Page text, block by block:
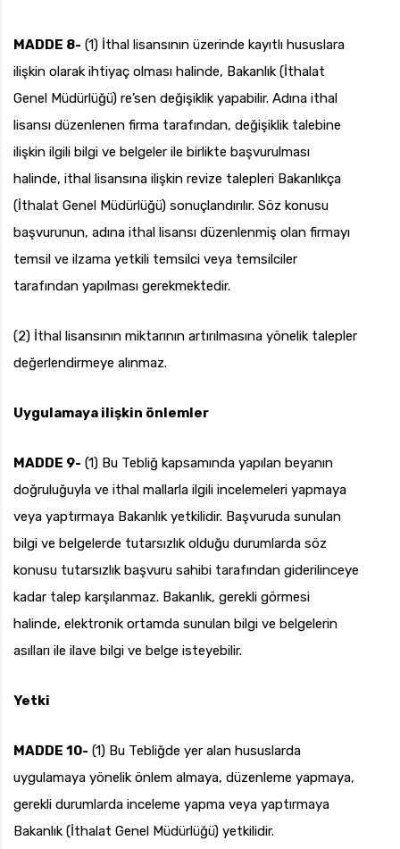
MADDE 8- (1) İthal lisansının üzerinde kayıtlı hususlara
ilişkin olarak ihtiyaç olması halinde, Bakanlık (İthalat
Genel Müdürlüğü) re’sen değişiklik yapabilir. Adına ithal
lisansı düzenlenen firma tarafından, değişiklik talebine
ilişkin ilgili bilgi ve belgeler ile birlikte başvurulması
halinde, ithal lisansına ilişkin revize talepleri Bakanlıkça
(İthalat Genel Müdürlüğü) sonuçlandırılır. Söz konusu
başvurunun, adına ithal lisansı düzenlenmiş olan firmayı
temsil ve ilzama yetkili temsilci veya temsilciler
tarafından yapılması gerekmektedir.
(2) İthal lisansının miktarının artırılmasına yönelik talepler
değerlendirmeye alınmaz.
Uygulamaya ilişkin önlemler
MADDE 9- (1) Bu Tebliğ kapsamında yapılan beyanın
doğruluğuyla ve ithal mallarla ilgili incelemeleri yapmaya
veya yaptırmaya Bakanlık yetkilidir. Başvuruda sunulan
bilgi ve belgelerde tutarsızlık olduğu durumlarda söz
konusu tutarsızlık başvuru sahibi tarafından giderilinceye
kadar talep karşılanmaz. Bakanlık, gerekli görmesi
halinde, elektronik ortamda sunulan bilgi ve belgelerin
asılları ile ilave bilgi ve belge isteyebilir.
Yetki
MADDE 10- (1) Bu Tebliğde yer alan hususlarda
uygulamaya yönelik önlem almaya, düzenleme yapmaya,
gerekli durumlarda inceleme yapma veya yaptırmaya
Bakanlık (İthalat Genel Müdürlüğü) yetkilidir.